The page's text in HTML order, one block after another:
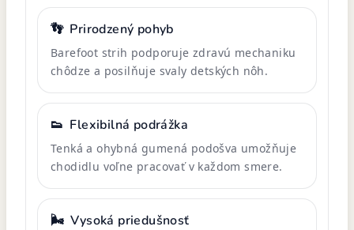
👣 Prirodzený pohyb
Barefoot strih podporuje zdravú mechaniku
chôdze a posilňuje svaly detských nôh.
👟 Flexibilná podrážka
Tenká a ohybná gumená podošva umožňuje
chodidlu voľne pracovať v každom smere.
🌬️ Vysoká priedušnosť